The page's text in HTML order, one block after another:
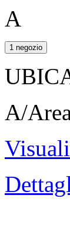
A
1 negozio
A/